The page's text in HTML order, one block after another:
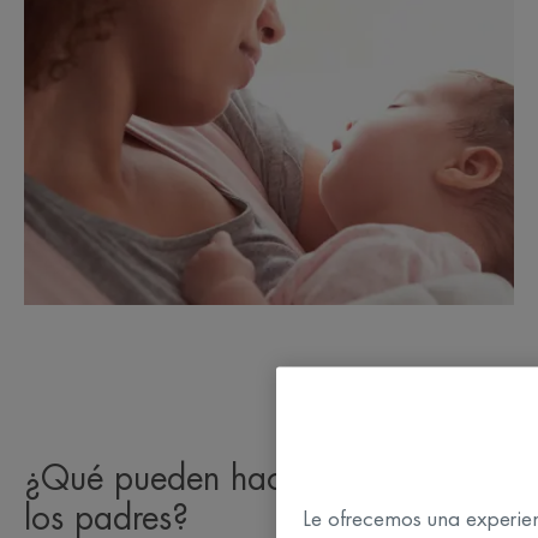
¿Qué pueden hacer
los padres?
Le ofrecemos una